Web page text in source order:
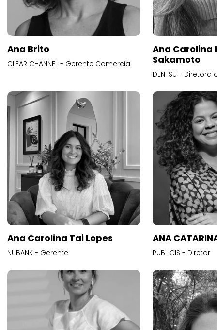
Ana Brito
CLEAR CHANNEL - Gerente Comercial
Ana Carolina
Sakamoto
DENTSU -
Ana Carolina Tai Lopes
NUBANK - Gerente
ANA
PUBLICIS - Diretor